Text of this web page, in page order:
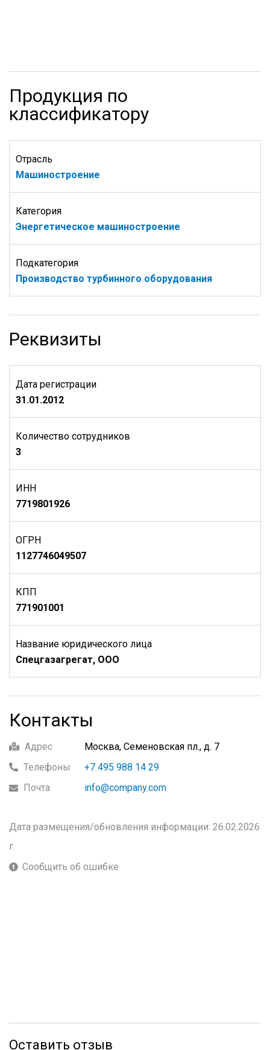
Продукция по
классификатору
Отрасль
Машиностроение
Категория
Энергетическое машиностроение
Подкатегория
Производство турбинного оборудования
Реквизиты
Дата регистрации
31.01.2012
Количество сотрудников
3
ИНН
7719801926
ОГРН
1127746049507
КПП
771901001
Название юридического лица
Спецгазагрегат, ООО
Контакты
Адрес
Москва, Семеновская пл., д. 7
Телефоны
+7 495 988 14 29
Почта
info@company.com
Дата размещения/обновления информации: 26.02.2026
г.
Сообщить об ошибке
Оставить отзыв